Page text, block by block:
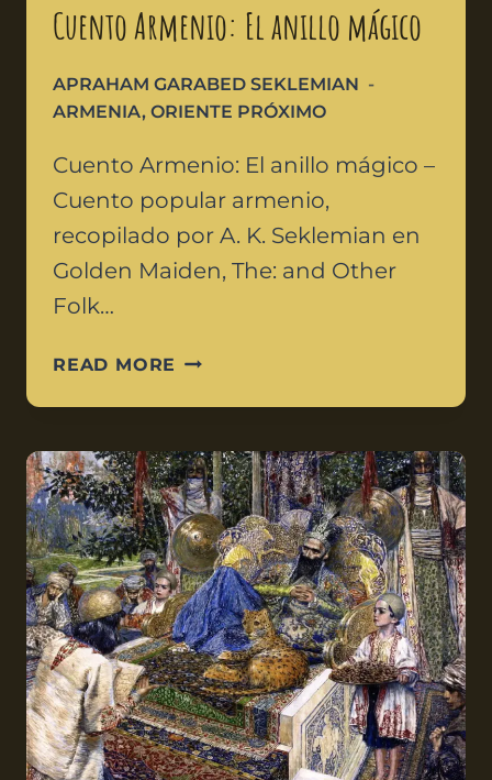
Cuento Armenio: El anillo mágico
APRAHAM GARABED SEKLEMIAN
ARMENIA, ORIENTE PRÓXIMO
Cuento Armenio: El anillo mágico –
Cuento popular armenio,
recopilado por A. K. Seklemian en
Golden Maiden, The: and Other
Folk…
READ MORE